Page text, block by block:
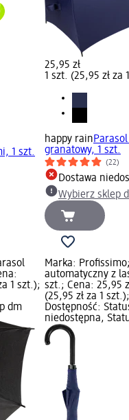
1 szt.
25,95 zł
1 szt. (25,95 zł za
happy rain
granatowy, 1 szt.
(22)
Dostawa
Wybierz sklep
1 szt.);
dm
Marka:
automatyczny z
szt.; Cena: 25,95
(25,95 zł za 1
Dostępność:
niedostępna,